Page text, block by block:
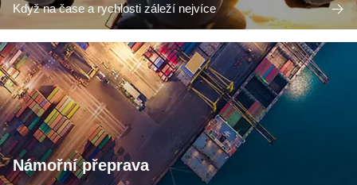
Když na čase a rychlosti záleží nejvíce
Námořní přeprava